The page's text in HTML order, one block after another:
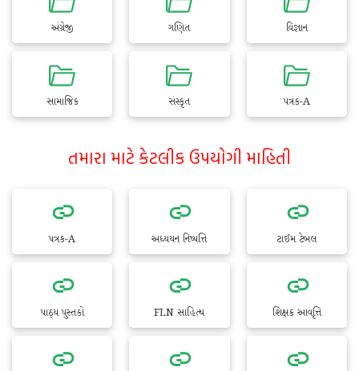
અંગ્રેજી ગણિત વિજ્ઞાન
સામાજિક સંસ્કૃત પત્રક-A
તમારા માટે કેટલીક ઉપયોગી માહિતી
પત્રક-A અધ્યયન નિષ્પત્તિ ટાઈમ ટેબલ
પાઠ્ય પુસ્તકો FLN સાહિત્ય શિક્ષક આવૃત્તિ